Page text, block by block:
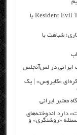
دانلود رایگان فیلم خارجی Resident Evil The Final Chapter 2017 با
شباهت با
ایرانی در لس‌آنجلس
«کایروس» | یک
دارد اندوخته‌های
«روشنگری» و